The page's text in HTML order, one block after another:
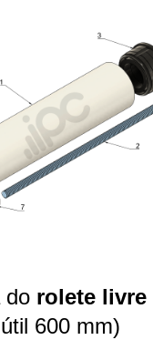
do rolete livre
600 mm)